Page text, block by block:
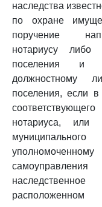
наследства
по охране
поручение
нотариусу либо
поселения и
должностному
поселения, если
нотариуса, или
самоуправления
расположенном